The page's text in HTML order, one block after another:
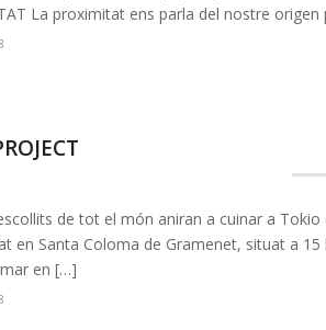
La proximitat ens parla del nostre
de tot el món aniran a cuinar a
en Santa Coloma de Gramenet, situat a
en […]